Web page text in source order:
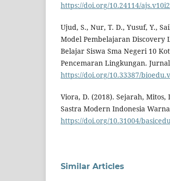
https://doi.org/10.24114/
Ujud, S., Nur, T. D., Yusuf, Y.,
Model Pembelajaran
Belajar Siswa Sma Negeri 10
Pencemaran Lingkungan.
https://doi.org/10.33387/
Viora, D. (2018). Sejarah,
Sastra Modern Indonesia
https://doi.org/10.31004/
Similar Articles